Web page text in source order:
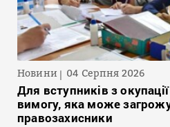
Новини 04 Серпня 2026
Для вступників з
вимогу, яка може
правозахисники